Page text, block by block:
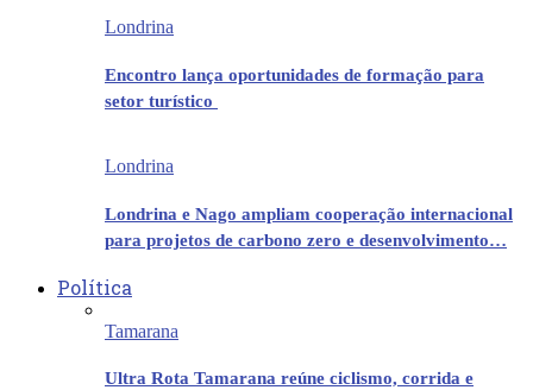
Londrina
Encontro lança oportunidades de formação para
setor turístico
Londrina
Londrina e Nago ampliam cooperação internacional
para projetos de carbono zero e desenvolvimento…
Política
Tamarana
Ultra Rota Tamarana reúne ciclismo, corrida e